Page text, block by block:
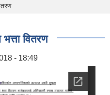
भत्ता वितरण
- 18:49